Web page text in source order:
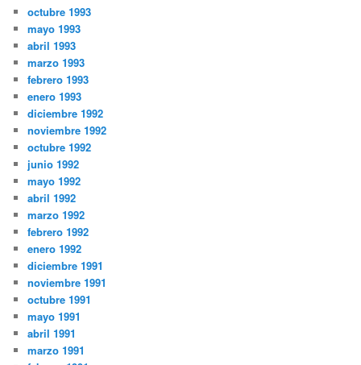
octubre 1993
mayo 1993
abril 1993
marzo 1993
febrero 1993
enero 1993
diciembre 1992
noviembre 1992
octubre 1992
junio 1992
mayo 1992
abril 1992
marzo 1992
febrero 1992
enero 1992
diciembre 1991
noviembre 1991
octubre 1991
mayo 1991
abril 1991
marzo 1991